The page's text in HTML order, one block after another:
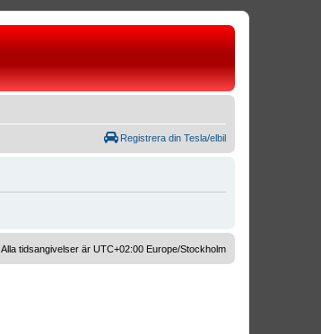
Registrera din Tesla/elbil
Alla tidsangivelser är UTC+02:00 Europe/Stockholm